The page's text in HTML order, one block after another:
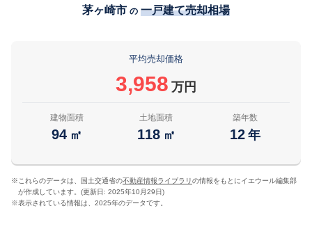
茅ヶ崎市 の 一戸建て売却相場
平均売却価格
3,958 万円
建物面積
94 ㎡
土地面積
118 ㎡
築年数
12 年
※ これらのデータは、国土交通省の不動産情報ライブラリの情報をもとにイエウール編集部
が作成しています。(更新日: 2025年10月29日)
※表示されている情報は、2025年のデータです。